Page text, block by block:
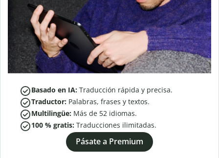
Basado en IA: Traducción rápida y precisa.
Traductor: Palabras, frases y textos.
Multilingüe: Más de 52 idiomas.
100 % gratis: Traducciones ilimitadas.
Pásate a Premium